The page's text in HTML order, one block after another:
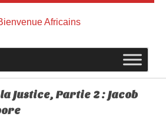
Justice, Partie 2 : Jacob